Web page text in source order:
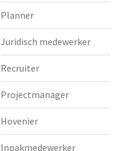
Planner
Juridisch medewerker
Recruiter
Projectmanager
Hovenier
Inpakmedewerker